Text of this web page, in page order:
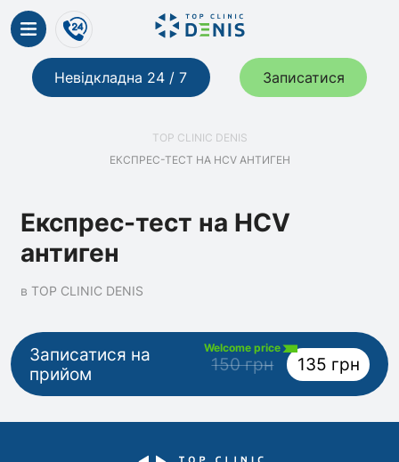
Невідкладна 24 / 7 Записатися
TOP CLINIC DENIS
ЕКСПРЕС-ТЕСТ НА HCV АНТИГЕН
Експрес-тест на HCV
антиген
в TOP CLINIC DENIS
Записатися на
прийом
Welcome price
150 грн 135 грн